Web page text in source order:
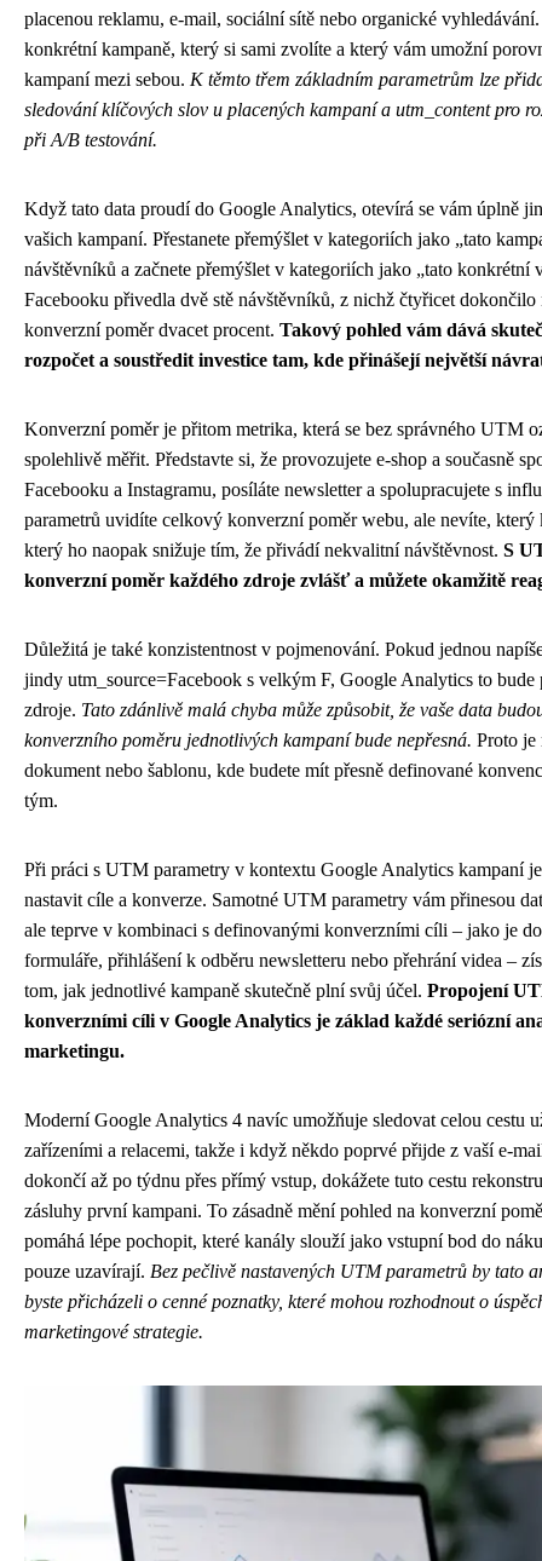
placenou reklamu, e-mail, sociální sítě nebo organické
konkrétní kampaně, který si sami zvolíte a který vám umožní
kampaní mezi sebou. K těmto třem základním parametrům lze
sledování klíčových slov u placených kampaní a utm_content pro
při A/B testování.
Když tato data proudí do Google Analytics, otevírá se vám úplně
vašich kampaní. Přestanete přemýšlet v kategoriích jako „tato
návštěvníků a začnete přemýšlet v kategoriích jako „tato konkrétní
Facebooku přivedla dvě stě návštěvníků, z nichž čtyřicet dokončilo
konverzní poměr dvacet procent. Takový pohled vám dává
rozpočet a soustředit investice tam, kde přinášejí největší
Konverzní poměr je přitom metrika, která se bez správného UTM
spolehlivě měřit. Představte si, že provozujete e-shop a současně
Facebooku a Instagramu, posíláte newsletter a spolupracujete s
parametrů uvidíte celkový konverzní poměr webu, ale nevíte, který
který ho naopak snižuje tím, že přivádí nekvalitní návštěvnost. S
konverzní poměr každého zdroje zvlášť a můžete okamžitě
Důležitá je také konzistentnost v pojmenování. Pokud jednou
jindy utm_source=Facebook s velkým F, Google Analytics to bude
zdroje. Tato zdánlivě malá chyba může způsobit, že vaše data
konverzního poměru jednotlivých kampaní bude nepřesná. Proto je
dokument nebo šablonu, kde budete mít přesně definované
tým.
Při práci s UTM parametry v kontextu Google Analytics kampaní
nastavit cíle a konverze. Samotné UTM parametry vám přinesou
ale teprve v kombinaci s definovanými konverzními cíli – jako je
formuláře, přihlášení k odběru newsletteru nebo přehrání videa –
tom, jak jednotlivé kampaně skutečně plní svůj účel. Propojení
konverzními cíli v Google Analytics je základ každé seriózní
marketingu.
Moderní Google Analytics 4 navíc umožňuje sledovat celou cestu
zařízeními a relacemi, takže i když někdo poprvé přijde z vaší e-
dokončí až po týdnu přes přímý vstup, dokážete tuto cestu
zásluhy první kampani. To zásadně mění pohled na konverzní
pomáhá lépe pochopit, které kanály slouží jako vstupní bod do
pouze uzavírají. Bez pečlivě nastavených UTM parametrů by tato
byste přicházeli o cenné poznatky, které mohou rozhodnout o
marketingové strategie.